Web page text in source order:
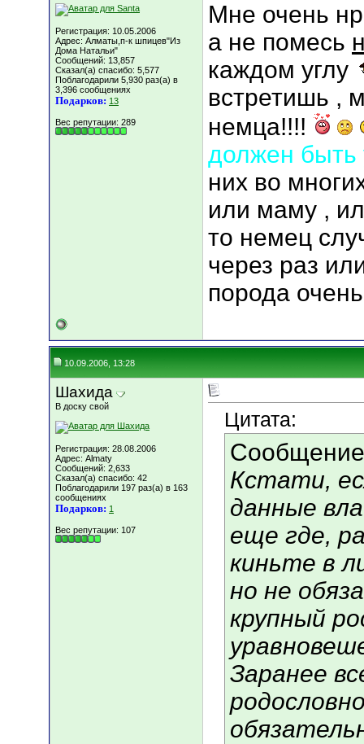
Регистрация: 10.05.2006
Адрес: Алматы,п-к шпицев"Из
Дома Натальи"
Сообщений: 13,857
Сказал(а) спасибо: 5,577
Поблагодарили 5,930 раз(а) в
3,396 сообщениях
Подарков: 13
Вес репутации: 289
Мне очень
а не помесь
каждом углу
встретишь ,
немца!!!!
должен
них во
или маму ,
то немец
через раз
порода
10.09.2006, 13:28
Шахида
В доску свой
Регистрация: 28.08.2006
Адрес: Almaty
Сообщений: 2,633
Сказал(а) спасибо: 42
Поблагодарили 197 раз(а) в 163
сообщениях
Подарков: 1
Вес репутации: 107
Цитата:
Кстати,
данные
еще где,
киньте в
но не
крупный
Заранее